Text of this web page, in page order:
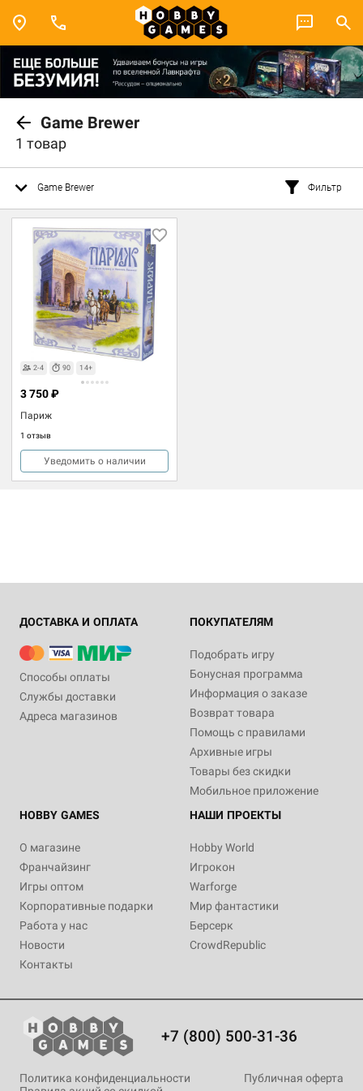
Game Brewer
1 товар
Game Brewer Фильтр
2-4 90 14+
Париж
1 отзыв
3 750 ₽
Уведомить о наличии
ДОСТАВКА И ОПЛАТА
Способы оплаты
Службы доставки
Адреса магазинов
ПОКУПАТЕЛЯМ
Подобрать игру
Бонусная программа
Информация о заказе
Возврат товара
Помощь с правилами
Архивные игры
Товары без скидки
Мобильное приложение
HOBBY GAMES
О магазине
Франчайзинг
Игры оптом
Корпоративные подарки
Работа у нас
Новости
Контакты
НАШИ ПРОЕКТЫ
Hobby World
Игрокон
Warforge
Мир фантастики
Берсерк
CrowdRepublic
+7 (800) 500-31-36
Политика конфиденциальности
Публичная оферта